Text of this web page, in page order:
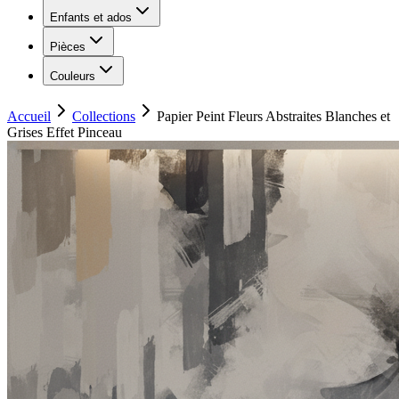
Enfants et ados
Pièces
Couleurs
Accueil Collections
Papier Peint Fleurs Abstraites Blanches et
Grises Effet Pinceau